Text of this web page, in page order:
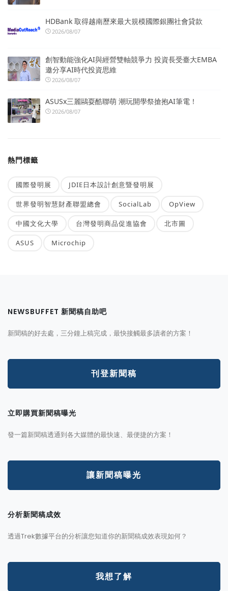
HDBank 取得越南歷來最大規模國際銀團社會貸款
2026/08/07
創智動能強化AI與經營雙軸競爭力 投資長受臺大EMBA
邀分享AI時代投資思維
2026/08/07
ASUSx三麗鷗耍酷聯萌 潮玩開學祭搶抱AI筆電！
2026/08/07
熱門標籤
國際發明展 JDIE日本設計創意暨發明展
世界發明智慧財產聯盟總會 SocialLab OpView
中國文化大學 台灣發明商品促進協會 北市圖
ASUS Microchip
NEWSBUFFET 新聞稿自助吧
新聞稿的好去處，三分鐘上稿完成，最快接觸最多讀者的方案！
刊登新聞稿
立即購買新聞稿曝光
發一篇新聞稿透通到各大媒體的最快速、最便捷的方案！
讓新聞稿曝光
分析新聞稿成效
透過Trek數據平台的分析讓您知道你的新聞稿成效表現如何？
我想了解